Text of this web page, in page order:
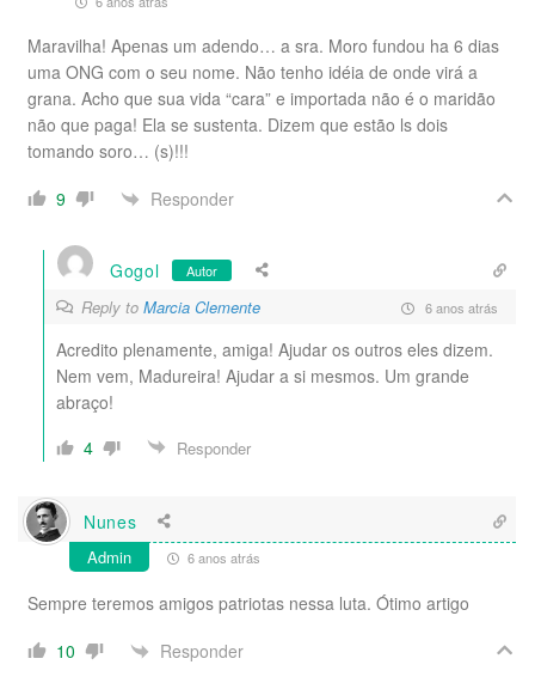
Maravilha! Apenas um adendo… a sra. Moro fundou ha 6 dias
uma ONG com o seu nome. Não tenho idéia de onde virá a
grana. Acho que sua vida “cara” e importada não é o maridão
não que paga! Ela se sustenta. Dizem que estão ls dois
tomando soro… (s)!!!
9
Responder
Gogol Autor
Reply to Marcia Clemente 6 anos atrás
Acredito plenamente, amiga! Ajudar os outros eles dizem.
Nem vem, Madureira! Ajudar a si mesmos. Um grande
abraço!
4
Responder
Nunes
Admin 6 anos atrás
Sempre teremos amigos patriotas nessa luta. Ótimo artigo
10
Responder